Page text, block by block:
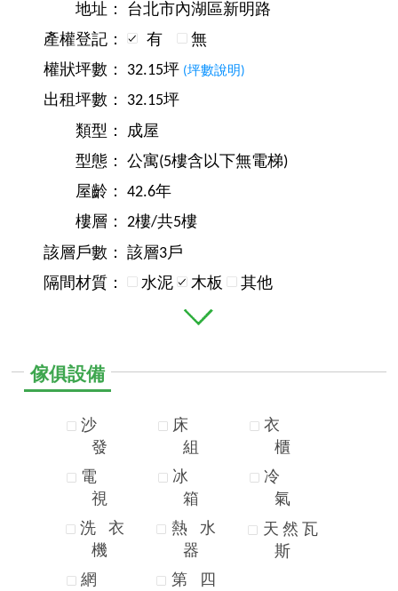
地址：
台北市內湖區新明路
產權登記：
有
無
權狀坪數：
32.15坪 (坪數說明)
出租坪數：
32.15坪
類型：
成屋
型態：
公寓(5樓含以下無電梯)
屋齡：
42.6年
樓層：
2樓/共5樓
該層戶數：
該層3戶
隔間材質：
水泥 木板 其他
傢俱設備
沙
發
電
視
洗
衣
機
網
床
組
冰
箱
熱
水
器
第
四
衣
櫃
冷
氣
天 然 瓦
斯